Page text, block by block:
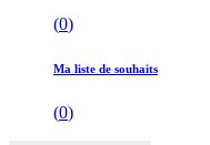
(0)
Ma liste de souhaits
(0)